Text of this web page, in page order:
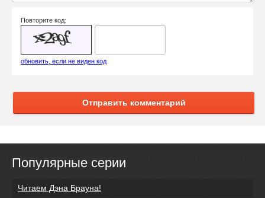
Повторите код:
обновить, если не виден код
Отправить комментарий
Популярные серии
Читаем Дэна Брауна!